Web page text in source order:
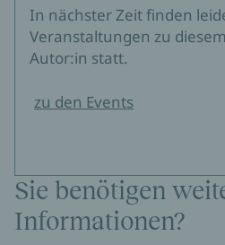
In nächster Zeit finden
Veranstaltungen zu
Autor:in statt.
zu den Events
Sie benötigen
Informationen?